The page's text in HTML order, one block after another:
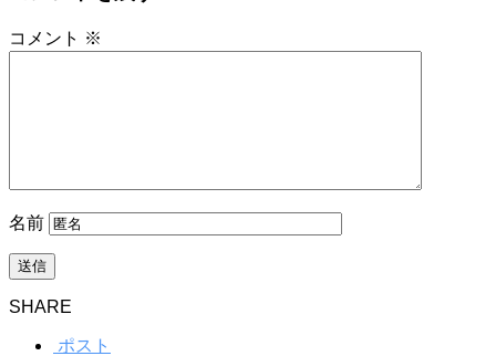
コメント ※
名前
SHARE
ポスト